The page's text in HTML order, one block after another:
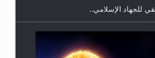
للجهاد الإسلامي..